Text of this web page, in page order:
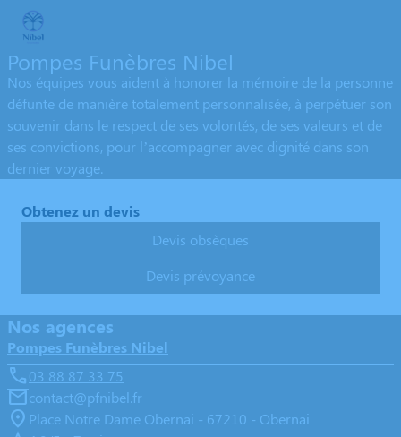
Pompes Funèbres Nibel
Nos équipes vous aident à honorer la mémoire de la personne
défunte de manière totalement personnalisée, à perpétuer son
souvenir dans le respect de ses volontés, de ses valeurs et de
ses convictions, pour l’accompagner avec dignité dans son
dernier voyage.
Obtenez un devis
Devis obsèques
Devis prévoyance
Nos agences
Pompes Funèbres Nibel
03 88 87 33 75
contact@pfnibel.fr
Place Notre Dame Obernai - 67210 - Obernai